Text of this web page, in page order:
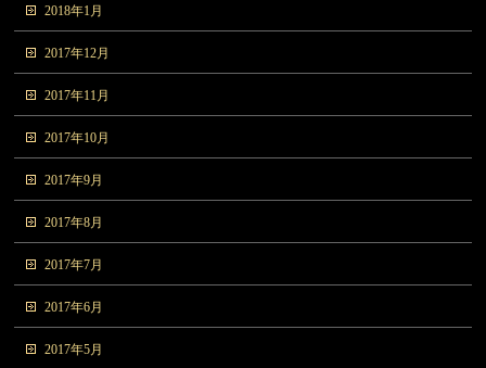
2018年1月
2017年12月
2017年11月
2017年10月
2017年9月
2017年8月
2017年7月
2017年6月
2017年5月